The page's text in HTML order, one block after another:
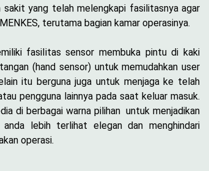
sakit yang telah melengkapi fasilitasnya agar
terutama bagian kamar operasinya.
fasilitas sensor membuka pintu di kaki
(hand sensor) untuk memudahkan user
itu berguna juga untuk menjaga ke telah
pengguna lainnya pada saat keluar masuk.
di berbagai warna pilihan untuk menjadikan
lebih terlihat elegan dan menghindari
operasi.